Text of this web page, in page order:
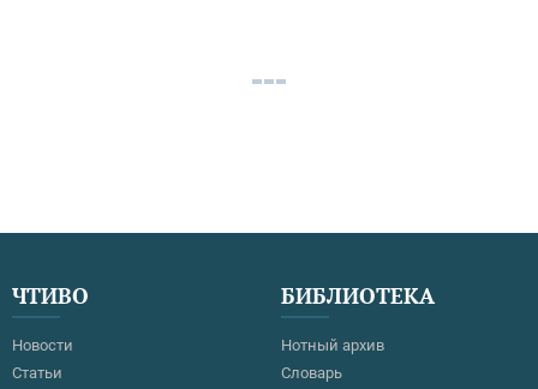
ЧТИВО
Новости
Статьи
БИБЛИОТЕКА
Нотный архив
Словарь